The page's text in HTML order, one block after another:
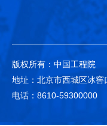
版权所有：中国工程院
地址：北京市西城区冰窖
电话：8610-59300000